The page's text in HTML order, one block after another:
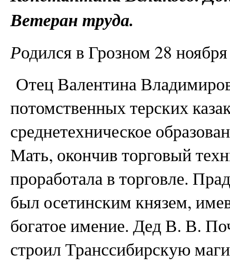
Ветеран труда.
Родился в Грозном 28
Отец Валентина
потомственных терских
среднетехническое
Мать, окончив торговый
проработала в торговле.
был осетинским князем,
богатое имение. Дед В. В.
строил Транссибирскую